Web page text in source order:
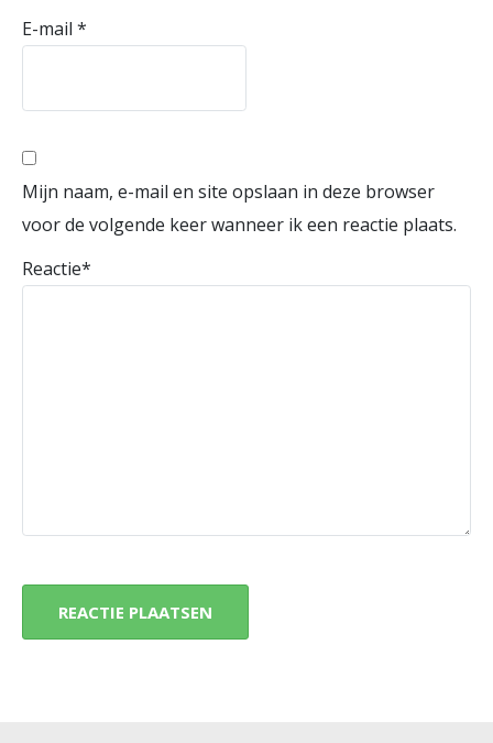
E-mail *
Mijn naam, e-mail en site opslaan in deze browser
voor de volgende keer wanneer ik een reactie plaats.
Reactie*